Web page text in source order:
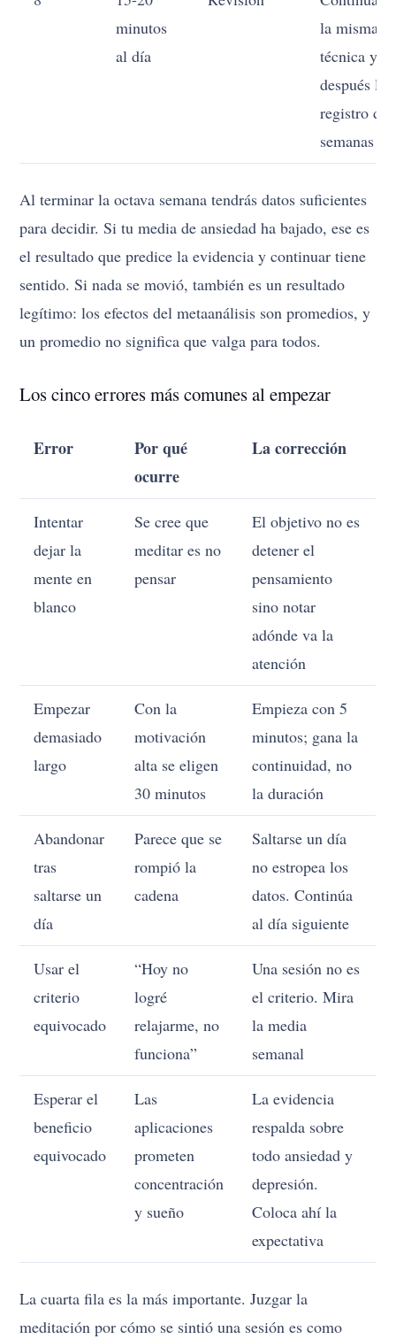
minutos
al día
la misma
técnica y
después
registro de
semanas
Al terminar la octava semana tendrás datos suficientes
para decidir. Si tu media de ansiedad ha bajado, ese es
el resultado que predice la evidencia y continuar tiene
sentido. Si nada se movió, también es un resultado
legítimo: los efectos del metaanálisis son promedios, y
un promedio no significa que valga para todos.
Los cinco errores más comunes al empezar
Error
Por qué
ocurre
La corrección
Intentar
dejar la
mente en
blanco
Se cree que
meditar es no
pensar
El objetivo no es
detener el
pensamiento
sino notar
adónde va la
atención
Empezar
demasiado
largo
Con la
motivación
alta se eligen
30 minutos
Empieza con 5
minutos; gana la
continuidad, no
la duración
Abandonar
tras
saltarse un
día
Parece que se
rompió la
cadena
Saltarse un día
no estropea los
datos. Continúa
al día siguiente
Usar el
criterio
equivocado
“Hoy no
logré
relajarme, no
funciona”
Una sesión no es
el criterio. Mira
la media
semanal
Esperar el
beneficio
equivocado
Las
aplicaciones
prometen
concentración
y sueño
La evidencia
respalda sobre
todo ansiedad y
depresión.
Coloca ahí la
expectativa
La cuarta fila es la más importante. Juzgar la
meditación por cómo se sintió una sesión es como